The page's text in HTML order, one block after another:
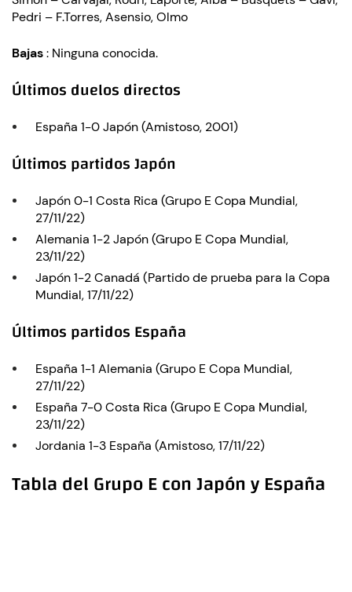
Pedri – F.Torres, Asensio, Olmo
Bajas: Ninguna conocida.
Últimos duelos directos
España 1-0 Japón (Amistoso, 2001)
Últimos partidos Japón
Japón 0-1 Costa Rica (Grupo E Copa Mundial,
27/11/22)
Alemania 1-2 Japón (Grupo E Copa Mundial,
23/11/22)
Japón 1-2 Canadá (Partido de prueba para la Copa
Mundial, 17/11/22)
Últimos partidos España
España 1-1 Alemania (Grupo E Copa Mundial,
27/11/22)
España 7-0 Costa Rica (Grupo E Copa Mundial,
23/11/22)
Jordania 1-3 España (Amistoso, 17/11/22)
Tabla del Grupo E con Japón y España